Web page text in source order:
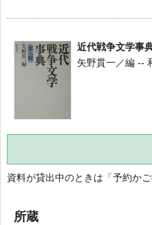
近代戦争文学事
矢野貫一／編 --
資料が貸出中のときは「予約か
所蔵